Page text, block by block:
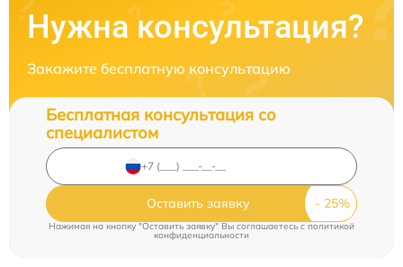
Нужна консультация?
Закажите бесплатную консультацию
Бесплатная консультация со
специалистом
Оставить заявку
Нажимая на кнопку "Оставить заявку" Вы соглашаетесь cполитикой
конфиденциальности